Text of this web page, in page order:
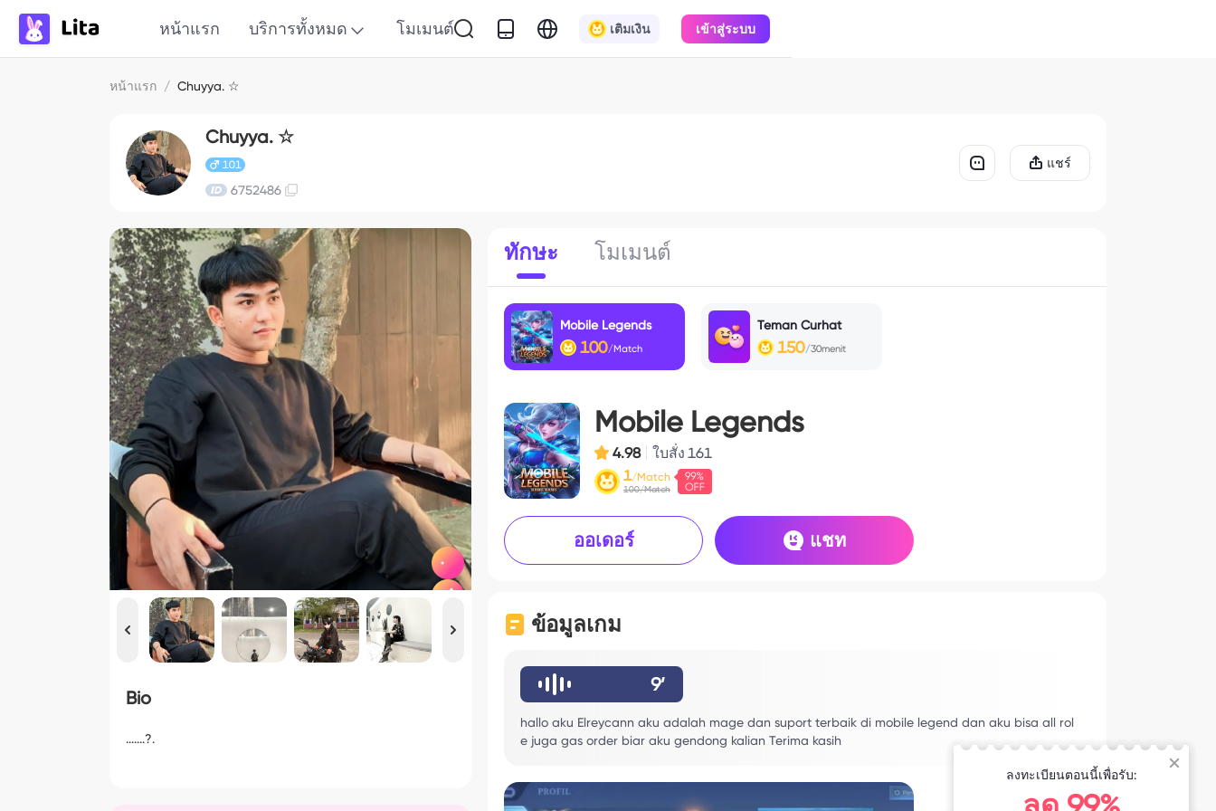
หน้าแรก บริการทั้งหมด โมเมนต์ เติมเงิน เข้าสู่ระบบ
หน้าแรก / Chuyya. ☆
Chuyya. ☆
101
6752486
แชร์
Bio
.......?.
ทักษะ โมเมนต์
Mobile Legends
100/Match
Teman Curhat
150/30menit
Mobile Legends
4.98 ใบสั่ง 161
1/Match
100/Match
ออเดอร์ แชท
ข้อมูลเกม
9’
hallo aku Elreycann aku adalah mage dan suport terbaik di mobile legend dan aku bisa all rol
e juga gas order biar aku gendong kalian Terima kasih
ลงทะเบียนตอนนี้เพื่อรับ: